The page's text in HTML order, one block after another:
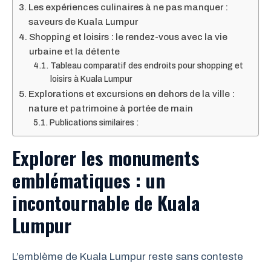
Les expériences culinaires à ne pas manquer :
saveurs de Kuala Lumpur
Shopping et loisirs : le rendez-vous avec la vie
urbaine et la détente
Tableau comparatif des endroits pour shopping et
loisirs à Kuala Lumpur
Explorations et excursions en dehors de la ville :
nature et patrimoine à portée de main
Publications similaires :
Explorer les monuments
emblématiques : un
incontournable de Kuala
Lumpur
L’emblème de Kuala Lumpur reste sans conteste